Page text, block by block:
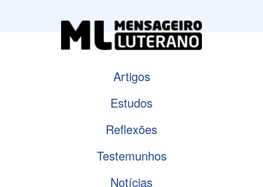
Artigos
Estudos
Reflexões
Testemunhos
Notícias